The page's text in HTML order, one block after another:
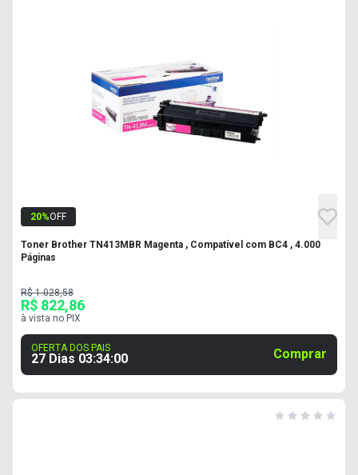
20%OFF
Toner Brother TN413MBR Magenta , Compatível com BC4 , 4.000
Páginas
R$ 1.028,58
R$ 822,86
à vista no PIX
OFERTA DOS PAIS
27 Dias 03:33:59 Comprar